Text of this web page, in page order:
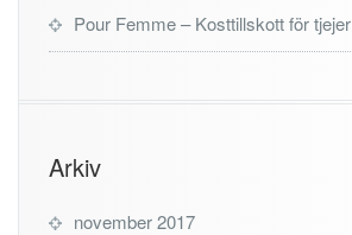
Pour Femme – Kosttillskott för tjejer
Arkiv
november 2017